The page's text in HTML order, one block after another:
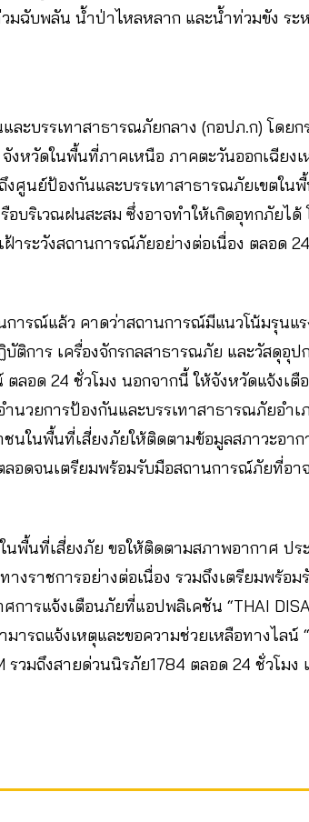
มฉับพลัน น้ำป่าไหลหลาก และน้ำท่วมขัง ระ
ละบรรเทาสาธารณภัยกลาง (กอปภ.ก) โดย
งหวัดในพื้นที่ภาคเหนือ ภาคตะวันออกเฉียง
งศูนย์ป้องกันและบรรเทาสาธารณภัยเขตใน
บริเวณฝนสะสม ซึ่งอาจทำให้เกิดอุทกภัยได้
าระวังสถานการณ์ภัยอย่างต่อเนื่อง ตลอด
ารณ์แล้ว คาดว่าสถานการณ์มีแนวโน้มรุนแ
ติการ เครื่องจักรกลสาธารณภัย และวัสดุอุ
ลอด 24 ชั่วโมง นอกจากนี้ ให้จังหวัดแจ้งเ
ำนวยการป้องกันและบรรเทาสาธารณภัยอำ
ชนในพื้นที่เสี่ยงภัยให้ติดตามข้อมูลสภาวะอา
ลอดจนเตรียมพร้อมรับมือสถานการณ์ภัยที่อา
พื้นที่เสี่ยงภัย ขอให้ติดตามสภาพอากาศ ป
างราชการอย่างต่อเนื่อง รวมถึงเตรียมพร้อ
การแจ้งเตือนภัยที่แอปพลิเคชัน “THAI
ารถแจ้งเหตุและขอความช่วยเหลือทางไลน์
รวมถึงสายด่วนนิรภัย1784 ตลอด 24 ชั่วโมง